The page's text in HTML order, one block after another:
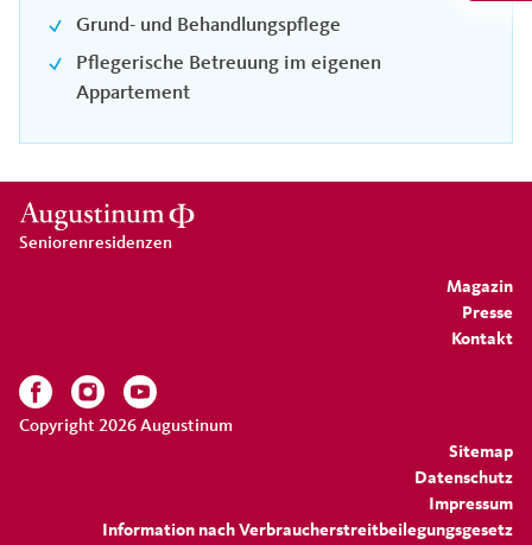
Grund- und Behandlungspflege
Pflegerische Betreuung im eigenen
Appartement
Magazin
Presse
Kontakt
Seniorenresidenzen
Sitemap
Datenschutz
Impressum
Information nach Verbraucherstreitbeilegungsgesetz
Copyright 2026 Augustinum